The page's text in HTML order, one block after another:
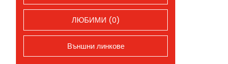
ЛЮБИМИ (0)
Външни линкове